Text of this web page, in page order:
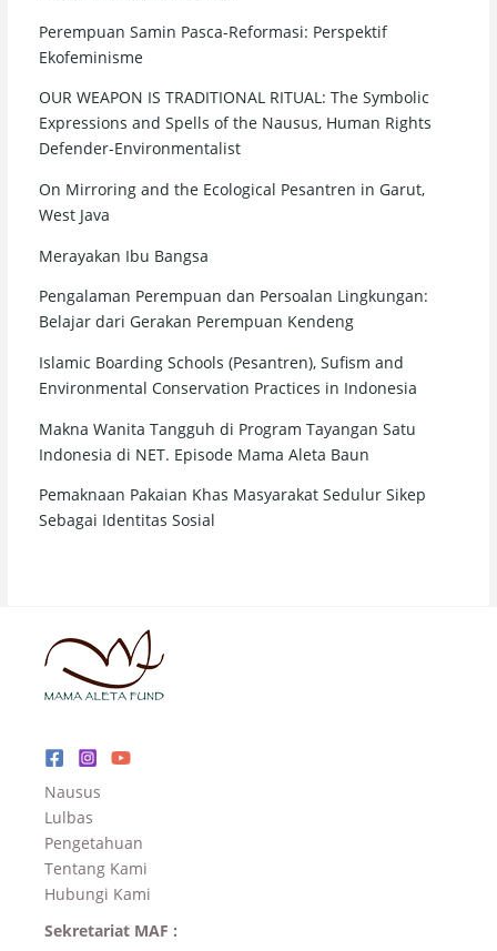
Perempuan Samin Pasca-Reformasi: Perspektif
Ekofeminisme
OUR WEAPON IS TRADITIONAL RITUAL: The Symbolic
Expressions and Spells of the Nausus, Human Rights
Defender-Environmentalist
On Mirroring and the Ecological Pesantren in Garut,
West Java
Merayakan Ibu Bangsa
Pengalaman Perempuan dan Persoalan Lingkungan:
Belajar dari Gerakan Perempuan Kendeng
Islamic Boarding Schools (Pesantren), Sufism and
Environmental Conservation Practices in Indonesia
Makna Wanita Tangguh di Program Tayangan Satu
Indonesia di NET. Episode Mama Aleta Baun
Pemaknaan Pakaian Khas Masyarakat Sedulur Sikep
Sebagai Identitas Sosial
Nausus
Lulbas
Pengetahuan
Tentang Kami
Hubungi Kami
Sekretariat MAF :